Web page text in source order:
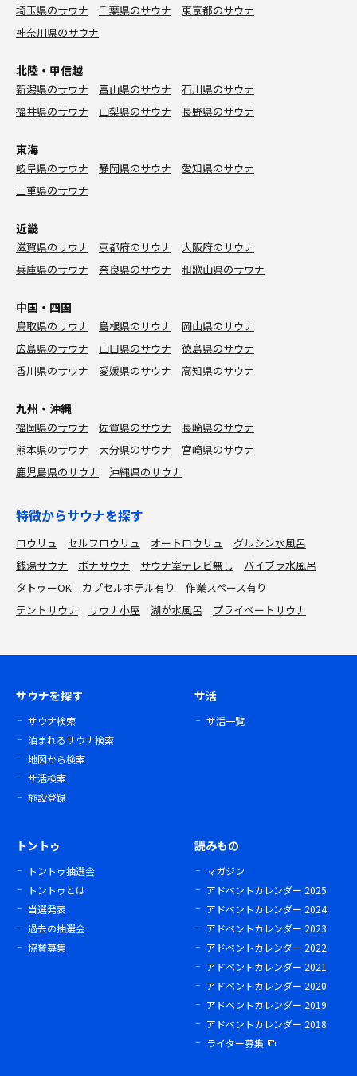
埼玉県のサウナ 千葉県のサウナ
東京都のサウナ
神奈川県のサウナ
北陸・甲信越
新潟県のサウナ 富山県のサウナ
石川県のサウナ
福井県のサウナ
山梨県のサウナ 長野県のサウナ
東海
岐阜県のサウナ 静岡県のサウナ
愛知県のサウナ
三重県のサウナ
近畿
滋賀県のサウナ 京都府のサウナ
大阪府のサウナ
兵庫県のサウナ
奈良県のサウナ 和歌山県のサウナ
中国・四国
鳥取県のサウナ 島根県のサウナ
岡山県のサウナ
広島県のサウナ
山口県のサウナ
徳島県のサウナ
香川県のサウナ
愛媛県のサウナ 高知県のサウナ
九州・沖縄
福岡県のサウナ 佐賀県のサウナ
長崎県のサウナ
熊本県のサウナ
大分県のサウナ
宮崎県のサウナ
鹿児島県のサウナ
沖縄県のサウナ
特徴からサウナを探す
ロウリュ セルフロウリュ オートロウリュ
グルシン水風呂
銭湯サウナ
ボナサウナ サウナ室テレビ無し
バイブラ水風呂
タトゥーOK
カプセルホテル有り
作業スペース有り
テントサウナ
サウナ小屋 湖が水風呂 プライベートサウナ
サウナを探す
サウナ検索
泊まれるサウナ検索
地図から検索
サ活検索
施設登録
サ活
サ活一覧
トントゥ
トントゥ抽選会
トントゥとは
当選発表
過去の抽選会
協賛募集
読みもの
マガジン
アドベントカレンダー 2025
アドベントカレンダー 2024
アドベントカレンダー 2023
アドベントカレンダー 2022
アドベントカレンダー 2021
アドベントカレンダー 2020
アドベントカレンダー 2019
アドベントカレンダー 2018
ライター募集